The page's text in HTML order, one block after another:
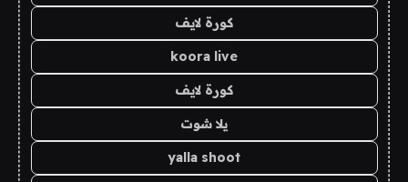
كورة لايف
koora live
كورة لايف
يلا شوت
yalla shoot